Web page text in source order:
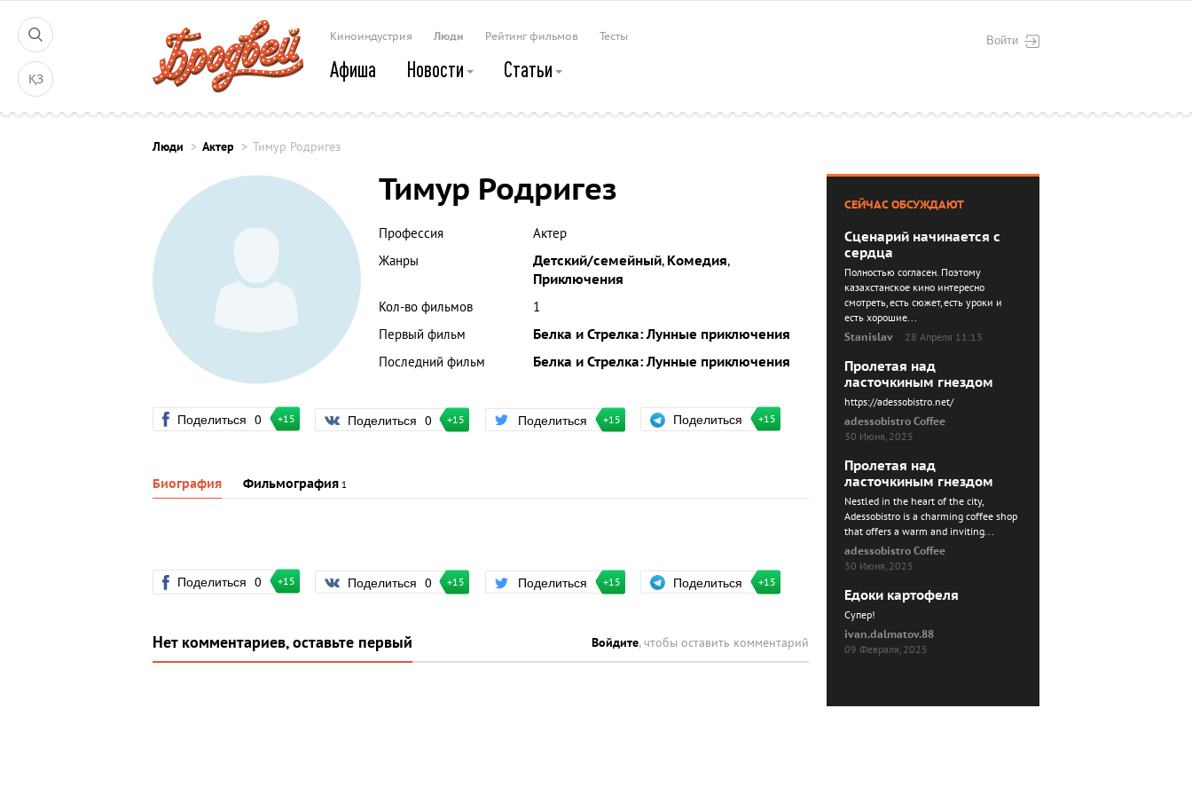
ҚЗ
Войти
Киноиндустрия Люди Рейтинг фильмов Тесты
Афиша Новости Статьи
Люди Актер Тимур Родригез
Тимур Родригез
Профессия
Актер
Жанры
Детский/семейный, Комедия,
Приключения
Кол-во фильмов
1
Первый фильм
Белка и Стрелка: Лунные приключения
Последний фильм
Белка и Стрелка: Лунные приключения
Поделиться 0 +15 Поделиться 0 +15 Поделиться +15 Поделиться +15
Биография Фильмография 1
Поделиться 0 +15 Поделиться 0 +15 Поделиться +15 Поделиться +15
Нет комментариев, оставьте первый Войдите, чтобы оставить комментарий
СЕЙЧАС ОБСУЖДАЮТ
Сценарий начинается с
сердца
Полностью согласен. Поэтому
казахстанское кино интересно
смотреть, есть сюжет, есть уроки и
есть хорошие...
Stanislav
28 Апреля 11:13
Пролетая над
ласточкиным гнездом
https://adessobistro.net/
adessobistro Coffee
30 Июня, 2025
Пролетая над
ласточкиным гнездом
Nestled in the heart of the city,
Adessobistro is a charming coffee shop
that offers a warm and inviting...
adessobistro Coffee
30 Июня, 2025
Едоки картофеля
Cупер!
ivan.dalmatov.88
09 Февраля, 2025